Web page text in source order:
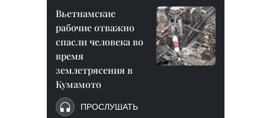
Вьетнамские
рабочие отважно
спасли человека во
время
землетрясения в
Кумамото
ПРОСЛУШАТЬ